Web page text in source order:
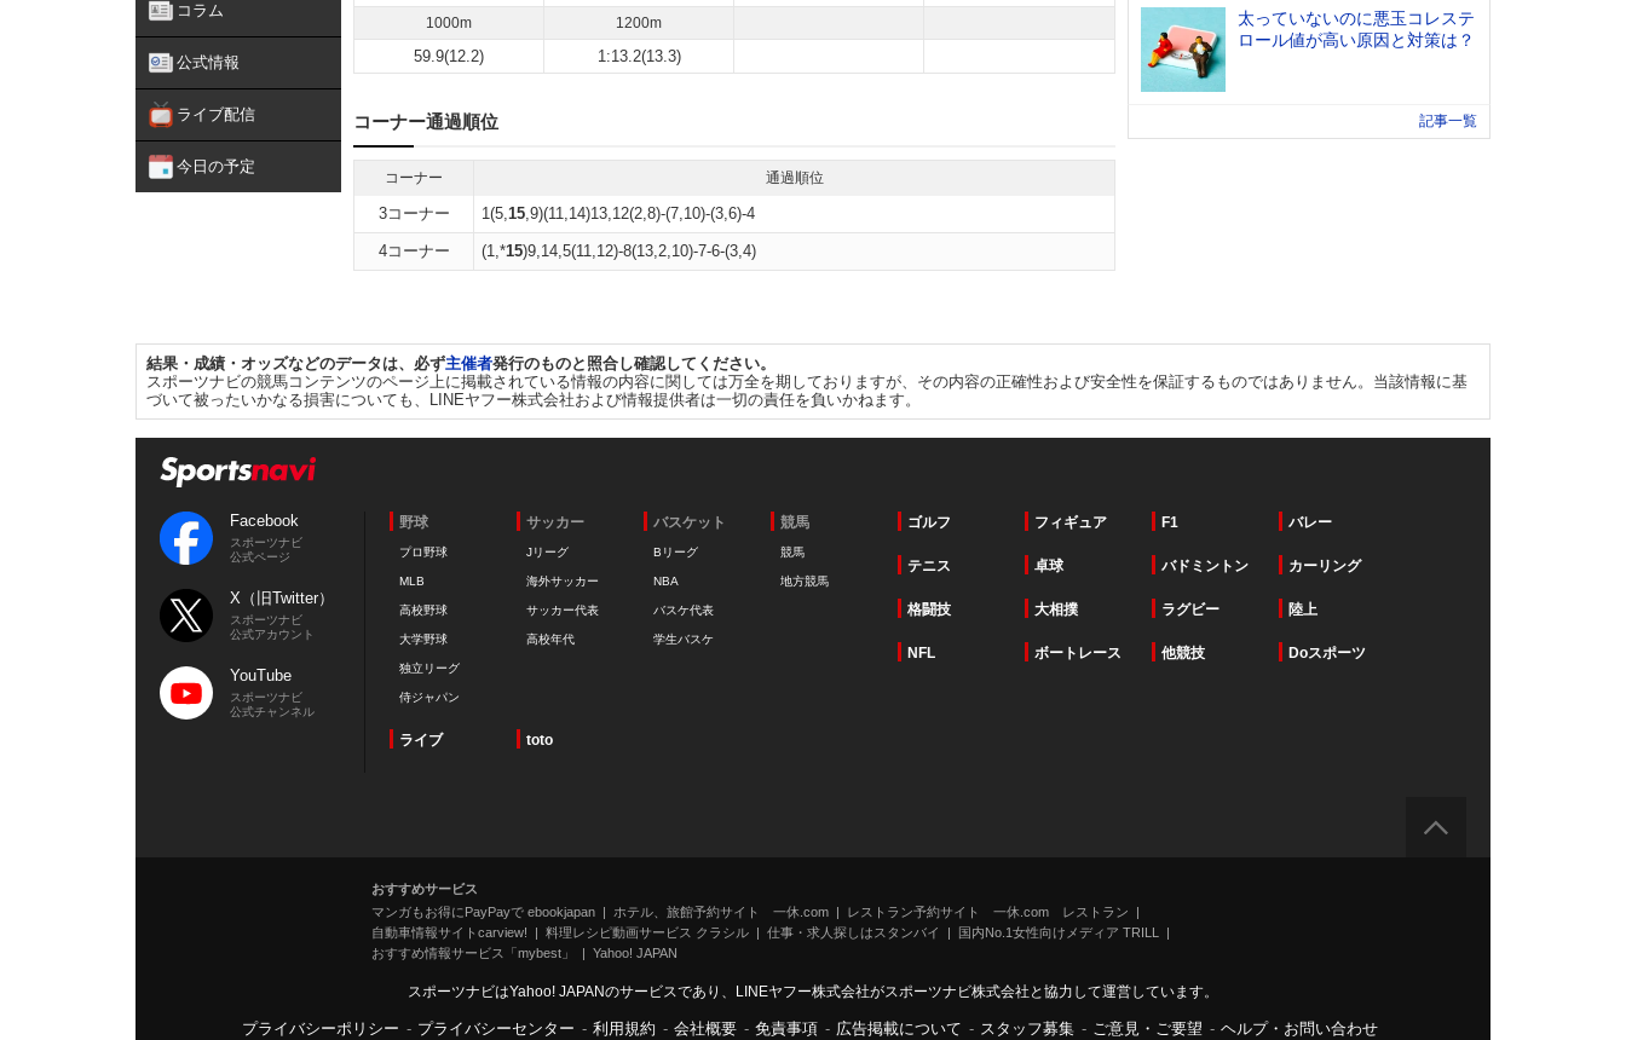
コラム
公式情報
ライブ配信
今日の予定
1000m 1200m
59.9(12.2) 1:13.2(13.3)
コーナー通過順位
コーナー 通過順位
3コーナー 1(5,15,9)(11,14)13,12(2,8)-(7,10)-(3,6)-4
4コーナー (1,*15)9,14,5(11,12)-8(13,2,10)-7-6-(3,4)
太っていないのに悪玉コレステ
ロール値が高い原因と対策は？
記事一覧
結果・成績・オッズなどのデータは、必ず主催者発行のものと照合し確認してください。
スポーツナビの競馬コンテンツのページ上に掲載されている情報の内容に関しては万全を期しておりますが、その内容の正確性および安全性を保証するものではありません。当該情報に基
づいて被ったいかなる損害についても、LINEヤフー株式会社および情報提供者は一切の責任を負いかねます。
Facebook
スポーツナビ
公式ページ
X（旧Twitter）
スポーツナビ
公式アカウント
YouTube
スポーツナビ
公式チャンネル
野球
プロ野球
MLB
高校野球
大学野球
独立リーグ
侍ジャパン
サッカー
Jリーグ
海外サッカー
サッカー代表
高校年代
バスケット
Bリーグ
NBA
バスケ代表
学生バスケ
競馬
競馬
地方競馬
ゴルフ フィギュア F1 バレー
テニス 卓球 バドミントン カーリング
格闘技 大相撲 ラグビー 陸上
NFL ボートレース 他競技 Doスポーツ
ライブ toto
おすすめサービス
マンガもお得にPayPayで ebookjapan
ホテル、旅館予約サイト 一休.com
レストラン予約サイト 一休.com レストラン
自動車情報サイトcarview!
料理レシピ動画サービス クラシル 仕事・求人探しはスタンバイ
国内No.1女性向けメディア TRILL
おすすめ情報サービス「mybest」
Yahoo! JAPAN
スポーツナビはYahoo! JAPANのサービスであり、LINEヤフー株式会社がスポーツナビ株式会社と協力して運営しています。
プライバシーポリシー - プライバシーセンター - 利用規約 - 会社概要 - 免責事項 - 広告掲載について - スタッフ募集 - ご意見・ご要望 - ヘルプ・お問い合わせ